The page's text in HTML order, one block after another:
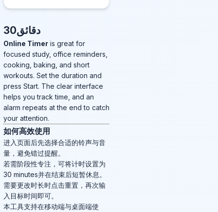
30دقائق
Online Timer is great for
focused study, office reminders,
cooking, baking, and short
workouts. Set the duration and
press Start. The clear interface
helps you track time, and an
alarm repeats at the end to catch
your attention.
如何高效使用
进入页面后先选择合适的铃声与音
量，避免错过提醒。
若需阶段性专注，可将计时设置为
30 minutes并在结束后短暂休息。
需要更改时长时点击重置，再次输
入目标时间即可。
本工具支持在移动端与桌面端使